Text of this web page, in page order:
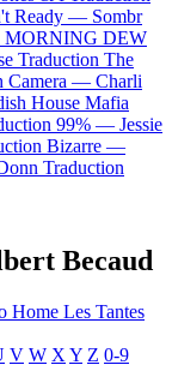
Ready — Sombr
MORNING DEW
Traduction The
Camera — Charli
House Mafia
99% — Jessie
Bizarre —
Traduction
Becaud
Home Les Tantes
V W X Y Z 0-9